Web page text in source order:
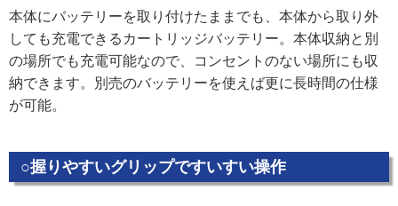
本体にバッテリーを取り付けたままでも、本体から取り外
しても充電できるカートリッジバッテリー。本体収納と別
の場所でも充電可能なので、コンセントのない場所にも収
納できます。別売のバッテリーを使えば更に長時間の仕様
が可能。
○握りやすいグリップですいすい操作